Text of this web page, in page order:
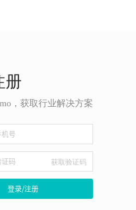
册
，获取行业解决方案
获取验证码
登录/注册